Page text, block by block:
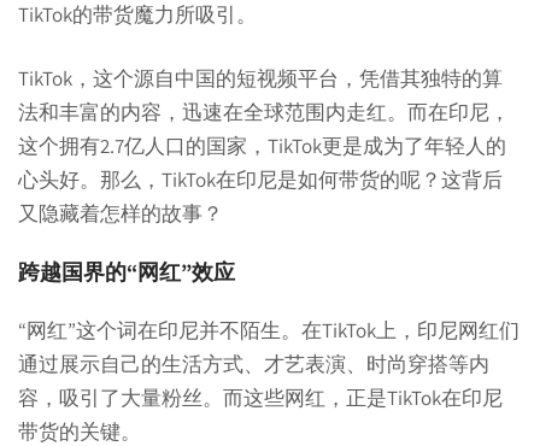
TikTok的带货魔力所吸引。
TikTok，这个源自中国的短视频平台，凭借其独特的算
法和丰富的内容，迅速在全球范围内走红。而在印尼，
这个拥有2.7亿人口的国家，TikTok更是成为了年轻人的
心头好。那么，TikTok在印尼是如何带货的呢？这背后
又隐藏着怎样的故事？
跨越国界的“网红”效应
“网红”这个词在印尼并不陌生。在TikTok上，印尼网红们
通过展示自己的生活方式、才艺表演、时尚穿搭等内
容，吸引了大量粉丝。而这些网红，正是TikTok在印尼
带货的关键。